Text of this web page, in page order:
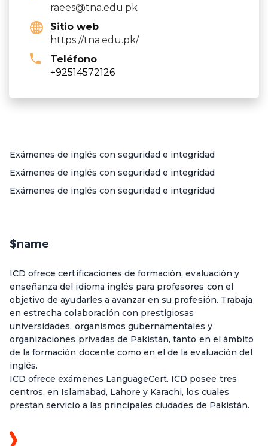
raees@tna.edu.pk
Sitio web
https://tna.edu.pk/
Teléfono
+92514572126
Exámenes de inglés con seguridad e integridad
Exámenes de inglés con seguridad e integridad
Exámenes de inglés con seguridad e integridad
$name
ICD ofrece certificaciones de formación, evaluación y
enseñanza del idioma inglés para profesores con el
objetivo de ayudarles a avanzar en su profesión. Trabaja
en estrecha colaboración con prestigiosas
universidades, organismos gubernamentales y
organizaciones privadas de Pakistán, tanto en el ámbito
de la formación docente como en el de la evaluación del
inglés.
ICD ofrece exámenes LanguageCert. ICD posee tres
centros, en Islamabad, Lahore y Karachi, los cuales
prestan servicio a las principales ciudades de Pakistán.